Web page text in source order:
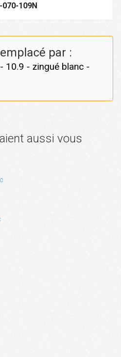
070-109N
par :
10.9 - zingué blanc -
aussi vous